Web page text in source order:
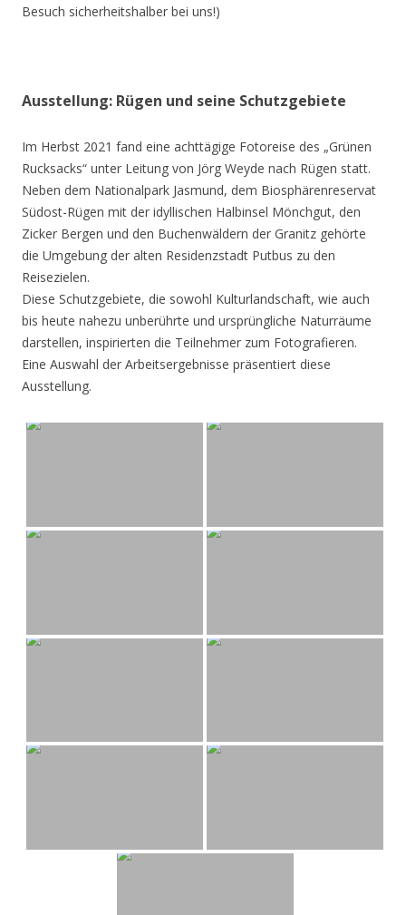
Besuch sicherheitshalber bei uns!)
Ausstellung: Rügen und seine Schutzgebiete
Im Herbst 2021 fand eine achttägige Fotoreise des „Grünen
Rucksacks“ unter Leitung von Jörg Weyde nach Rügen statt.
Neben dem Nationalpark Jasmund, dem Biosphärenreservat
Südost-Rügen mit der idyllischen Halbinsel Mönchgut, den
Zicker Bergen und den Buchenwäldern der Granitz gehörte
die Umgebung der alten Residenzstadt Putbus zu den
Reisezielen.
Diese Schutzgebiete, die sowohl Kulturlandschaft, wie auch
bis heute nahezu unberührte und ursprüngliche Naturräume
darstellen, inspirierten die Teilnehmer zum Fotografieren.
Eine Auswahl der Arbeitsergebnisse präsentiert diese
Ausstellung.